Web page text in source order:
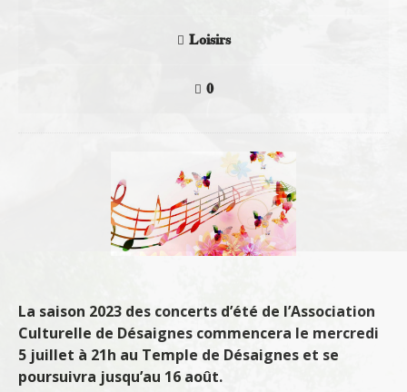
Loisirs
0
La saison 2023 des concerts d’été de l’Association
Culturelle de Désaignes commencera le mercredi
5 juillet à 21h au Temple de Désaignes et se
poursuivra jusqu’au 16 août.